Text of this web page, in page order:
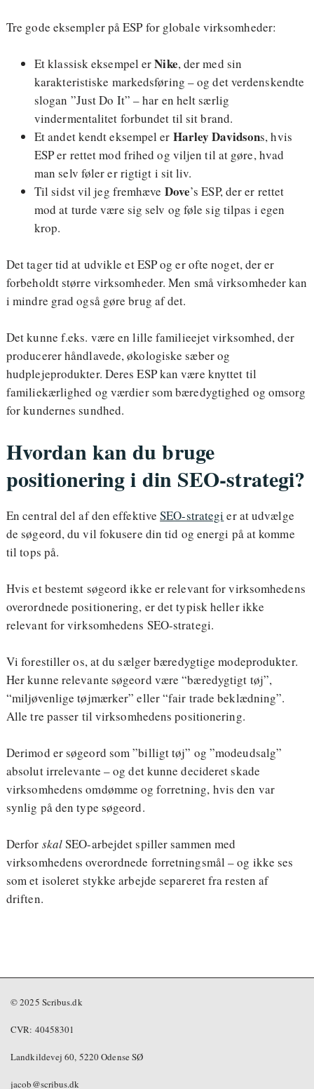
Tre gode eksempler på ESP for globale virksomheder:
Et klassisk eksempel erNike, der med sin
karakteristiske markedsføring – og det verdenskendte
slogan ”Just Do It” – har en helt særlig
vindermentalitet forbundet til sit brand.
Et andet kendt eksempel er Harley Davidsons, hvis
ESP er rettet mod frihed og viljen til at gøre, hvad
man selv føler er rigtigt i sit liv.
Til sidst vil jeg fremhæve Dove’s ESP, der er rettet
mod at turde være sig selv og føle sig tilpas i egen
krop.
Det tager tid at udvikle et ESP og er ofte noget, der er
forbeholdt større virksomheder. Men små virksomheder kan
i mindre grad også gøre brug af det.
Det kunne f.eks. være en lille familieejet virksomhed, der
producerer håndlavede, økologiske sæber og
hudplejeprodukter. Deres ESP kan være knyttet til
familiekærlighed og værdier som bæredygtighed og omsorg
for kundernes sundhed.
Hvordan kan du bruge
positionering i din SEO-strategi?
En central del af den effektiveSEO-strategi er at udvælge
de søgeord, du vil fokusere din tid og energi på at komme
til tops på.
Hvis et bestemt søgeord ikke er relevant for virksomhedens
overordnede positionering, er det typisk heller ikke
relevant for virksomhedens SEO-strategi.
Vi forestiller os, at du sælger bæredygtige modeprodukter.
Her kunne relevante søgeord være “bæredygtigt tøj”,
“miljøvenlige tøjmærker” eller “fair trade beklædning”.
Alle tre passer til virksomhedens positionering.
Derimod er søgeord som ”billigt tøj” og ”modeudsalg”
absolut irrelevante – og det kunne decideret skade
virksomhedens omdømme og forretning, hvis den var
synlig på den type søgeord.
Derfor skalSEO-arbejdet spiller sammen med
virksomhedens overordnede forretningsmål – og ikke ses
som et isoleret stykke arbejde separeret fra resten af
driften.
© 2025 Scribus.dk
CVR: 40458301
Landkildevej 60, 5220 Odense SØ
jacob@scribus.dk